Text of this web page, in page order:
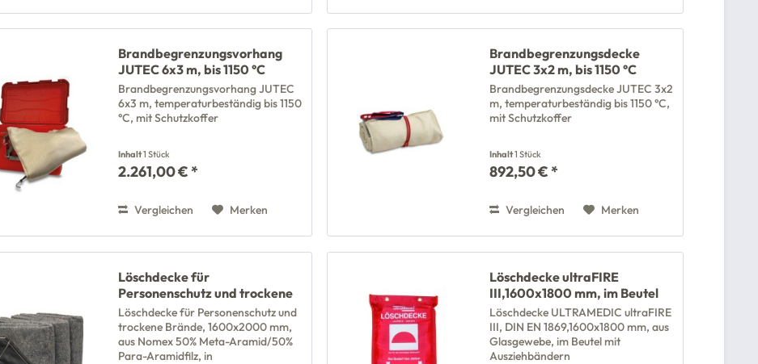
Brandbegrenzungsvorhang
JUTEC 6x3 m, bis 1150 °C
Brandbegrenzungsvorhang JUTEC
6x3 m, temperaturbeständig bis 1150
°C, mit Schutzkoffer
Inhalt1 Stück
2.261,00 € *
Vergleichen Merken
Brandbegrenzungsdecke
JUTEC 3x2 m, bis 1150 °C
Brandbegrenzungsdecke JUTEC 3x2
m, temperaturbeständig bis 1150 °C,
mit Schutzkoffer
Inhalt1 Stück
892,50 € *
Vergleichen Merken
Löschdecke für
Personenschutz und trockene
Brände
Löschdecke für Personenschutz und
trockene Brände, 1600x2000 mm,
aus Nomex 50% Meta-Aramid/50%
Para-Aramidfilz, in
Löschdecke ultraFIRE
III,1600x1800 mm, im Beutel
Löschdecke ULTRAMEDIC ultraFIRE
III, DIN EN 1869,1600x1800 mm, aus
Glasgewebe, im Beutel mit
Ausziehbändern